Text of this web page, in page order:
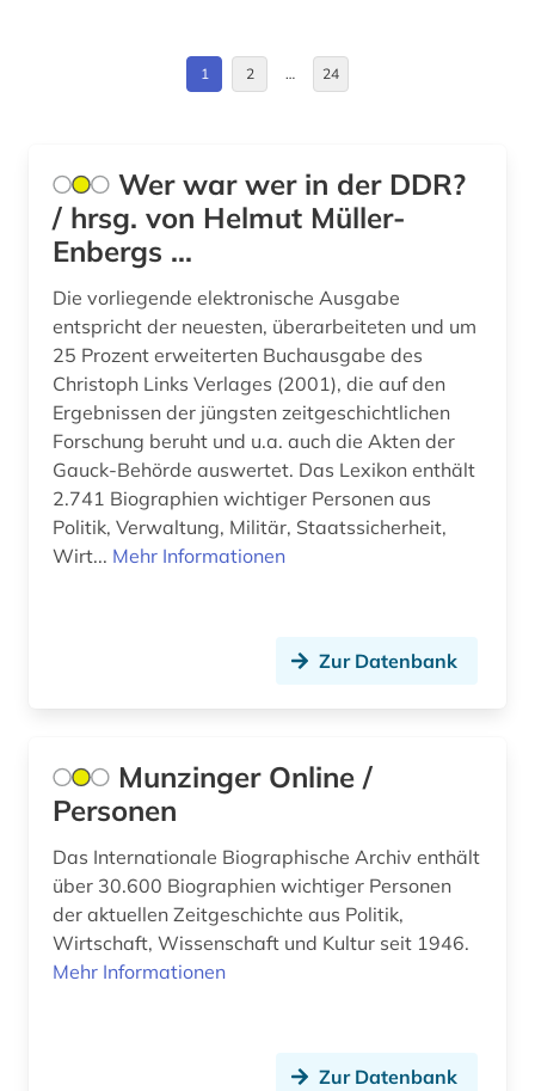
bayerisch-schwaben (1)
bayern (9)
beethoven (1)
begräbnisstätte (1)
behörde (1)
belarus (1)
belarussen (1)
bergman (1)
berlin (5)
berliner klassik (1)
berliner mauer (1)
Gibraltar (1)
Griechenland (Altertum) (1)
Großbritannien (19)
Hamburg (4)
Hessen (3)
Irland (6)
Israel (3)
Kanada (4)
Liechtenstein (4)
Luxemburg (1)
Mecklenburg-Vorpommern (2)
Mittelamerika (2)
1 2 … 24
Wer war wer in der DDR?
/ hrsg. von Helmut Müller-
Enbergs ...
Die vorliegende elektronische Ausgabe
entspricht der neuesten, überarbeiteten und um
25 Prozent erweiterten Buchausgabe des
Christoph Links Verlages (2001), die auf den
Ergebnissen der jüngsten zeitgeschichtlichen
Forschung beruht und u.a. auch die Akten der
Gauck-Behörde auswertet. Das Lexikon enthält
2.741 Biographien wichtiger Personen aus
Politik, Verwaltung, Militär, Staatssicherheit,
Wirt... Mehr Informationen
Zur Datenbank
Munzinger Online /
Personen
Das Internationale Biographische Archiv enthält
über 30.600 Biographien wichtiger Personen
der aktuellen Zeitgeschichte aus Politik,
Wirtschaft, Wissenschaft und Kultur seit 1946.
Mehr Informationen
Zur Datenbank